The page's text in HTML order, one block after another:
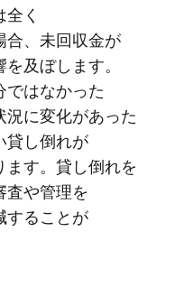
く​
合、​未回収金が​
及ぼします。​
ではなかった​
況に​変化が​あった​
貸し倒れが​
ます。​貸し倒れを​
査や​管理を​
する​ことが​